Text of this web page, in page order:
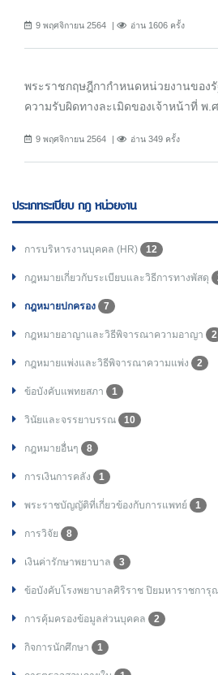
9 พฤศจิกายน 2564 อ่าน 1606 ครั้ง
พระราชกฤษฎีกากำหนดหน่วยงานขอ
ความรับผิดทางละเมิดของเจ้าหน้าที่ พ.
9 พฤศจิกายน 2564 อ่าน 349 ครั้ง
ประเภทระเบียบ กฎ หน่วยงาน
การบริหารงานบุคคล (HR) 12
กฎหมายเกี่ยวกับระเบียบและวิธีการทางพัสดุ
กฎหมายปกครอง 7
กฎหมายอาญาและวิธีพิจารณาความอาญา 2
กฎหมายแพ่งและวิธีพิจารณาความแพ่ง 2
ข้อบังคับแพทยสภา 1
วินัยและจรรยาบรรณ 10
กฎหมายอื่นๆ 8
การเงินการคลัง 1
พระราชบัญญัติที่เกี่ยวข้องกับการแพทย์ 1
การวิจัย 8
เงินค่ารักษาพยาบาล 3
ข้อบังคับโรงพยาบาลศิริราช ปิยมหาราชการุ
การคุ้มครองข้อมูลส่วนบุคคล 2
กิจการนักศึกษา 1